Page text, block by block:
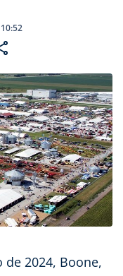
de 2024, Boone,